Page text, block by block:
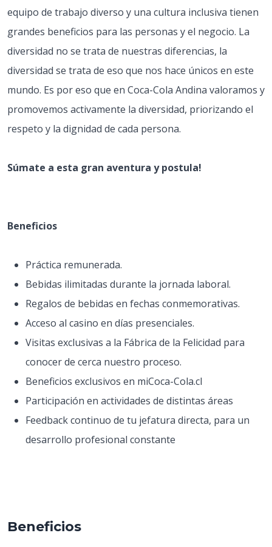
equipo de trabajo diverso y una cultura inclusiva tienen
grandes beneficios para las personas y el negocio. La
diversidad no se trata de nuestras diferencias, la
diversidad se trata de eso que nos hace únicos en este
mundo. Es por eso que en Coca-Cola Andina valoramos y
promovemos activamente la diversidad, priorizando el
respeto y la dignidad de cada persona.
Súmate a esta gran aventura y postula!
Beneficios
Práctica remunerada.
Bebidas ilimitadas durante la jornada laboral.
Regalos de bebidas en fechas conmemorativas.
Acceso al casino en días presenciales.
Visitas exclusivas a la Fábrica de la Felicidad para
conocer de cerca nuestro proceso.
Beneficios exclusivos en miCoca-Cola.cl
Participación en actividades de distintas áreas
Feedback continuo de tu jefatura directa, para un
desarrollo profesional constante
Beneficios